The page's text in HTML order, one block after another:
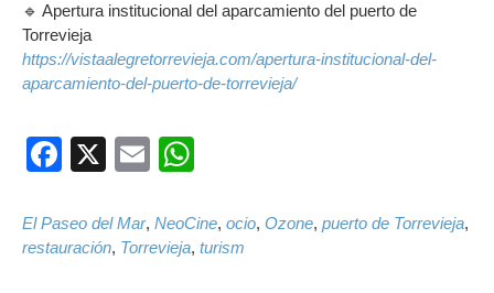
🔹 Apertura institucional del aparcamiento del puerto de
Torrevieja
https://vistaalegretorrevieja.com/apertura-institucional-del-
aparcamiento-del-puerto-de-torrevieja/
Facebook
X Email
El Paseo del Mar, NeoCine, ocio, Ozone, puerto de Torrevieja,
restauración, Torrevieja, turism